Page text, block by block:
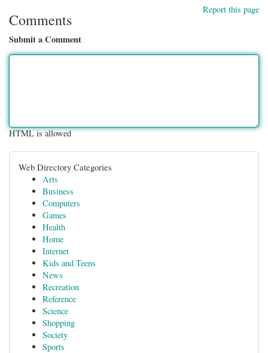
Report this page
Comments
Submit a Comment
HTML is allowed
Web Directory Categories
Arts
Business
Computers
Games
Health
Home
Internet
Kids and Teens
News
Recreation
Reference
Science
Shopping
Society
Sports